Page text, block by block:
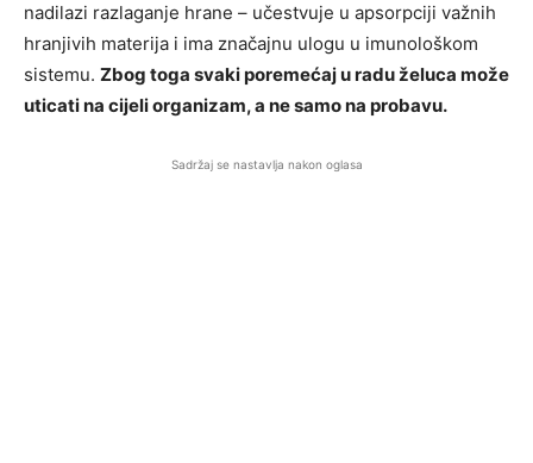
nadilazi razlaganje hrane – učestvuje u apsorpciji važnih
hranjivih materija i ima značajnu ulogu u imunološkom
sistemu. Zbog toga svaki poremećaj u radu želuca može
uticati na cijeli organizam, a ne samo na probavu.
Sadržaj se nastavlja nakon oglasa